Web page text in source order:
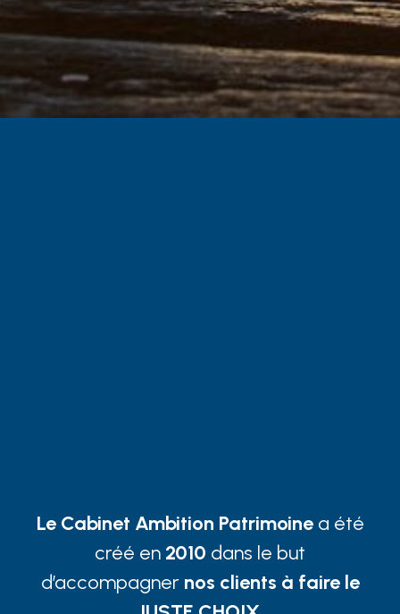
Le Cabinet Ambition Patrimoinea été
créé en 2010 dans le but
d’accompagner nos clients à faire le